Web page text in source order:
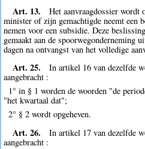
Art. 13.
Het aanvraagdossier wordt
minister of zijn gemachtigde neemt een
nemen voor een subsidie. Deze
gemaakt aan de spoorwegonderneming
dagen na ontvangst van het volledige
Art. 25.
In artikel 16 van dezelfde
aangebracht :
1° in § 1 worden de woorden "de
"het kwartaal dat";
2° § 2 wordt opgeheven.
Art. 26.
In artikel 17 van dezelfde
aangebracht :